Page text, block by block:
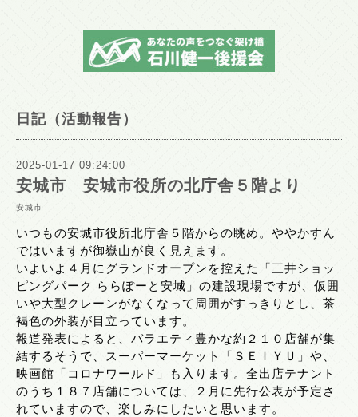
日記（活動報告）
2025-01-17 09:24:00
安城市 安城市役所の北庁舎５階より
安城市
いつもの安城市役所北庁舎５階からの眺め。ややかすん
ではいますが御嶽山が良く見えます。
いよいよ４月にグランドオープンを控えた「三井ショッ
ピングパーク ららぽーと安城」の建設現場ですが、仮囲
いや大型クレーンがなくなって周囲がすっきりとし、茶
褐色の外装が目立っています。
報道発表によると、バラエティ豊かな約２１０店舗が集
結するそうで、スーパーマーケット「ＳＥＩＹＵ」や、
映画館「コロナワールド」も入ります。全出店テナント
のうち１８７店舗については、２月に先行公表が予定さ
れていますので、楽しみにしたいと思います。